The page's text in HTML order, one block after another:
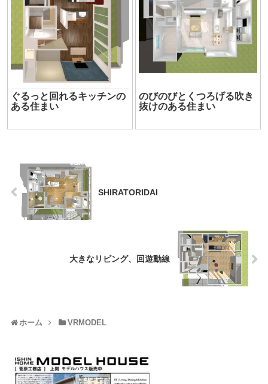
ぐるっと回れるキッチンの
ある住まい
のびのびとくつろげる吹き
抜けのある住まい
SHIRATORIDAI
大きなリビング、回遊動線
ホーム VRMODEL